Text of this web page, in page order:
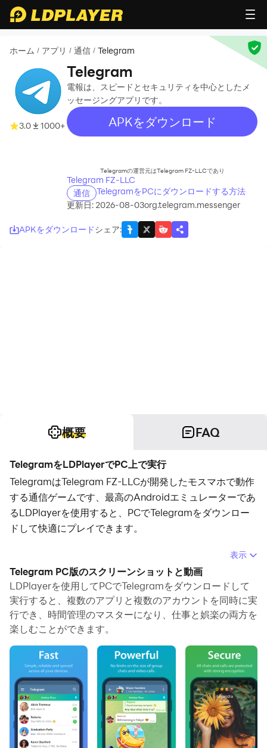
ホーム / アプリ / 通信 / Telegram
3.0 1000+
Telegram
電報は、スピードとセキュリティを中心としたメ
ッセージングアプリです。
APKをダウンロード
recommend
Telegramの運営元はTelegram FZ-LLCであり
Telegram FZ-LLC
通信 TelegramをPCにダウンロードする方法
更新日: 2026-08-03org.telegram.messenger
APKをダウンロードシェア:
概要 FAQ
TelegramをLDPlayerでPC上で実行
TelegramはTelegram FZ-LLCが開発したモスマホで動作
する通信ゲームです、最高のAndroidエミュレーターであ
るLDPlayerを使用すると、PCでTelegramをダウンロー
ドして快適にプレイできます。
PCでTelegramを実行すると、大画面で鮮明な表示が可能
であり、マウスとキーボードでアプリケーションを操作す
ることは、タッチスクリーンキーボードよりもはるかに速
く、常にデバイスの電池残量の心配をする必要はありませ
ん。
数のアプリケーションやアカウントを実行できます。
また、ファイル共有機能を使用すると、画像、ビデオ、お
よびファイルを簡単に共有できます。
TelegramをダウンロードしてPCで実行して、大画面と高
解像度の画質をお楽しみください！
表示
Telegram PC版のスクリーンショットと動画
LDPlayerを使用してPCでTelegramをダウンロードして
実行すると、複数のアプリと複数のアカウントを同時に実
行でき、時間管理のマスターになり、仕事と娯楽の両方を
楽しむことができます。